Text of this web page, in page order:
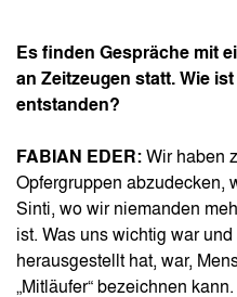
Es finden Gespräche mit
an Zeitzeugen statt. Wie
entstanden?
FABIAN EDER: Wir haben
Opfergruppen abzudecken,
Sinti, wo wir niemanden
ist. Was uns wichtig war
herausgestellt hat, war,
„Mitläufer“ bezeichnen